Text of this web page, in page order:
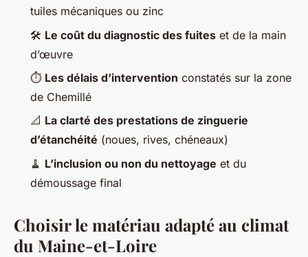
tuiles mécaniques ou zinc
🛠️ Le coût du diagnostic des fuites et de la main
d’œuvre
⏱️ Les délais d’intervention constatés sur la zone
de Chemillé
📐 La clarté des prestations de zinguerie
d’étanchéité (noues, rives, chéneaux)
🧹 L’inclusion ou non du nettoyage et du
démoussage final
Choisir le matériau adapté au climat
du Maine-et-Loire